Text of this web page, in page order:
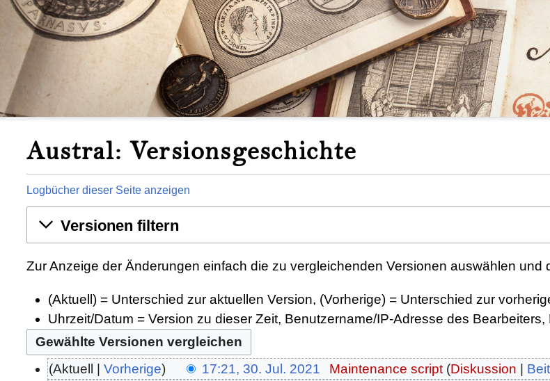
Austral: Versionsgeschichte
Logbücher dieser Seite anzeigen
Versionen filtern
Zur Anzeige der Änderungen einfach die zu vergleichenden Versionen auswählen und
(Aktuell) = Unterschied zur aktuellen Version, (Vorherige) = Unterschied zur
Uhrzeit/Datum = Version zu dieser Zeit, Benutzername/IP-Adresse des
Aktuell Vorherige 17:21, 30. Jul. 2021 Maintenance script Diskussion